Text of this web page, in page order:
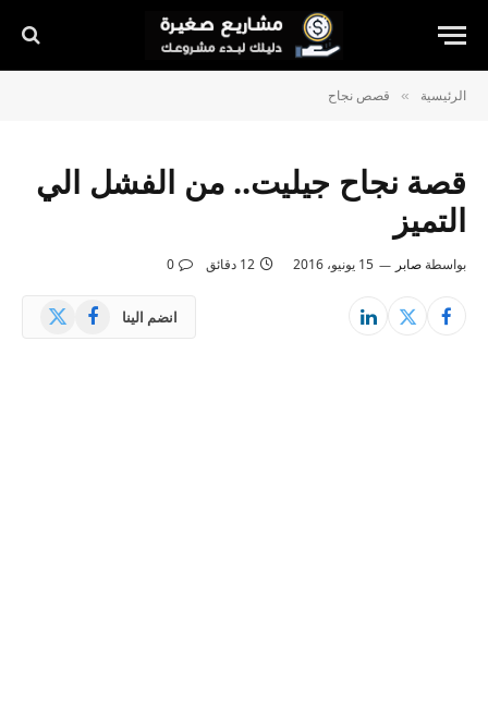
الرئيسية » قصص نجاح
قصة نجاح جيليت.. من الفشل الي
التميز
بواسطة صابر 15 يونيو، 2016 12 دقائق 0
انضم الينا فيسبوك